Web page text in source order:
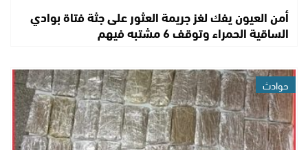
أمن العيون يفك لغز جريمة العثور على جثة فتاة بوادي
الساقية الحمراء وتوقف 6 مشتبه فيهم
حوادث